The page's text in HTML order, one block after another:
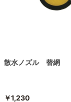
散水ノズル 替網
￥1,230